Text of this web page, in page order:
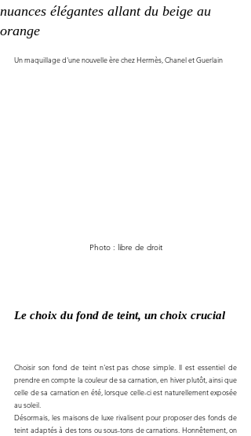
nuances élégantes allant du beige au
orange
Un maquillage d'une nouvelle ère chez Hermès, Chanel et Guerlain
Photo : libre de droit
Le choix du fond de teint, un choix crucial
Choisir son fond de teint n'est pas chose simple. Il est essentiel de
prendre en compte la couleur de sa carnation, en hiver plutôt, ainsi que
celle de sa carnation en été, lorsque celle-ci est naturellement exposée
au soleil.
Désormais, les maisons de luxe rivalisent pour proposer des fonds de
teint adaptés à des tons ou sous-tons de carnations. Honnêtement, on